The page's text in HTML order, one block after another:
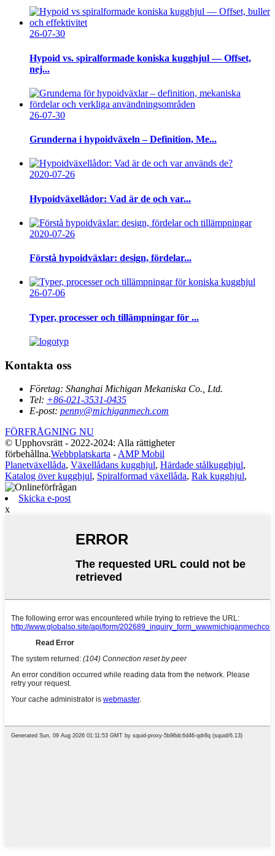
26-07-30
Hypoid vs. spiralformade koniska kugghjul — Offset,
nej...
26-07-30
Grunderna i hypoidväxeln – Definition, Me...
2020-07-26
Hypoidväxellådor: Vad är de och var...
2020-07-26
Förstå hypoidväxlar: design, fördelar...
26-07-06
Typer, processer och tillämpningar för ...
Kontakta oss
Företag: Shanghai Michigan Mekaniska Co., Ltd.
Tel: +86-021-3531-0435
E-post: penny@michiganmech.com
FÖRFRÅGNING NU
© Upphovsrätt - 2022-2024: Alla rättigheter
förbehållna.Webbplatskarta - AMP Mobil
Planetväxellåda, Växellådans kugghjul, Härdade stålkugghjul,
Katalog över kugghjul, Spiralformad växellåda, Rak kugghjul,
Skicka e-post
x